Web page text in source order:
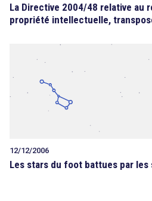
La Directive 2004/48 relative au
propriété intellectuelle,
12/12/2006
Les stars du foot battues par